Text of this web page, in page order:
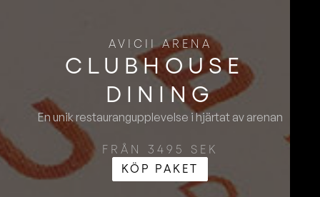
AVICII ARENA
CLUBHOUSE ​
DINING
En unik restaurangupplevelse i hjärtat av arenan
FRÅN 3495 SEK
KÖP PAKET